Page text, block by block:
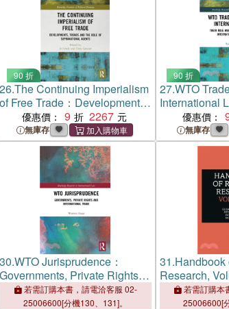
90 折
26.The Continuing Imperialism
of Free Trade：Developments,
Trends and the Role of
Supranational Agents
優惠價： 9 2267
無庫存
90 折
27.WTO
International
and Place in
International
優惠價：
無庫存
30.WTO Jurisprudence：
Governments, Private Rights
and International Trade
若需訂購本書，請電洽客服 02-
25006600[分機130、131]。
31.Handbook
Research,
若需訂購本
25006600[